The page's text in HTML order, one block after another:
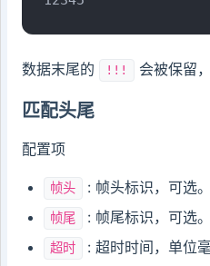
数据末尾的 !!! 会被保留
匹配头尾
配置项
帧头 : 帧头标识，可选。
帧尾 : 帧尾标识，可选。
超时 : 超时时间，单位毫